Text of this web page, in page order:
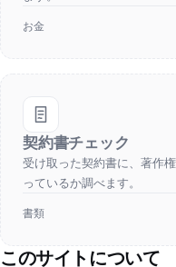
お金
契約書チェック
受け取った契約書に、著作
っているか調べます。
書類
このサイトについて